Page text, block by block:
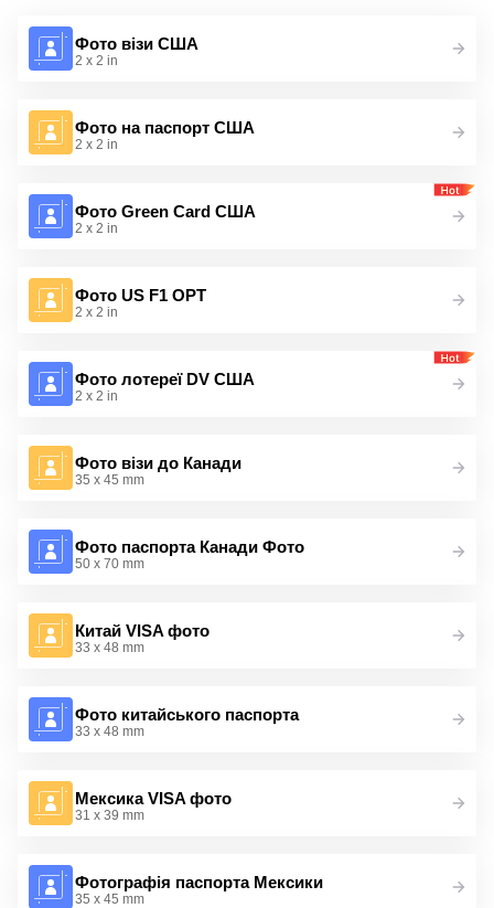
Фото візи США
2 x 2 in
Фото на паспорт США
2 x 2 in
Фото Green Card США
2 x 2 in
Фото US F1 OPT
2 x 2 in
Фото лотереї DV США
2 x 2 in
Фото візи до Канади
35 x 45 mm
Фото паспорта Канади Фото
50 x 70 mm
Китай VISA фото
33 x 48 mm
Фото китайського паспорта
33 x 48 mm
Мексика VISA фото
31 x 39 mm
Фотографія паспорта Мексики
35 x 45 mm